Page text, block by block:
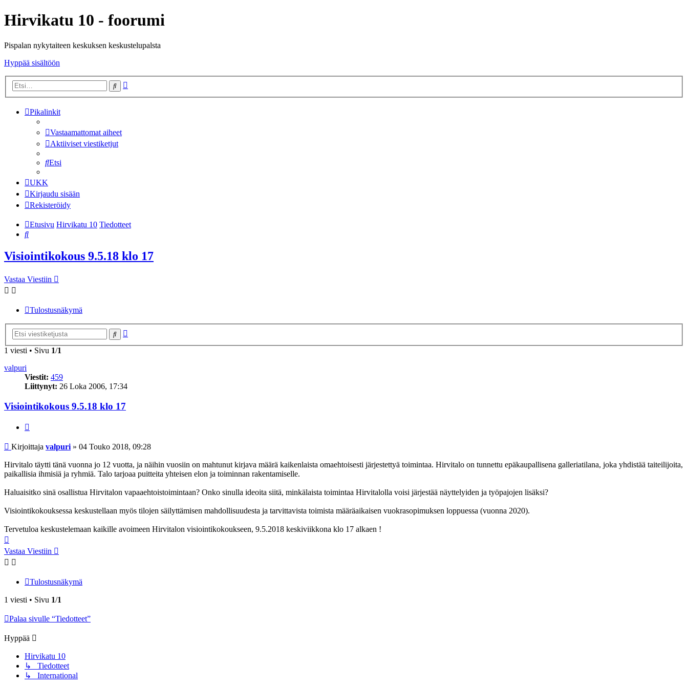
Hirvikatu 10 - foorumi
Pispalan nykytaiteen keskuksen keskustelupalsta
Hyppää sisältöön
Etsi
Pikalinkit
Vastaamattomat aiheet
Aktiiviset viestiketjut
Etsi
UKK
Kirjaudu sisään
Rekisteröidy
Etusivu Hirvikatu 10 Tiedotteet
Etsi
Visiointikokous 9.5.18 klo 17
Vastaa Viestiin
Tulostusnäkymä
Etsi
1 viesti • Sivu 1/1
valpuri
Viestit: 459
Liittynyt: 26 Loka 2006, 17:34
Visiointikokous 9.5.18 klo 17
Viesti
Kirjoittaja valpuri » 04 Touko 2018, 09:28
Hirvitalo täytti tänä vuonna jo 12 vuotta, ja näihin vuosiin on mahtunut kirjava määrä kaikenlaista omaehtoisesti järjestettyä toimintaa. Hirvitalo on tunnettu epäkaupallisena galleriatilana, joka yhdistää taiteilijoita,
paikallisia ihmisiä ja ryhmiä. Talo tarjoaa puitteita yhteisen elon ja toiminnan rakentamiselle.
Haluaisitko sinä osallistua Hirvitalon vapaaehtoistoimintaan? Onko sinulla ideoita siitä, minkälaista toimintaa Hirvitalolla voisi järjestää näyttelyiden ja työpajojen lisäksi?
Visiointikokouksessa keskustellaan myös tilojen säilyttämisen mahdollisuudesta ja tarvittavista toimista määräaikaisen vuokrasopimuksen loppuessa (vuonna 2020).
Tervetuloa keskustelemaan kaikille avoimeen Hirvitalon visiointikokoukseen, 9.5.2018 keskiviikkona klo 17 alkaen !
Vastaa Viestiin
Tulostusnäkymä
1 viesti • Sivu 1/1
Palaa sivulle “Tiedotteet”
Hyppää
Hirvikatu 10
↳ Tiedotteet
↳ International